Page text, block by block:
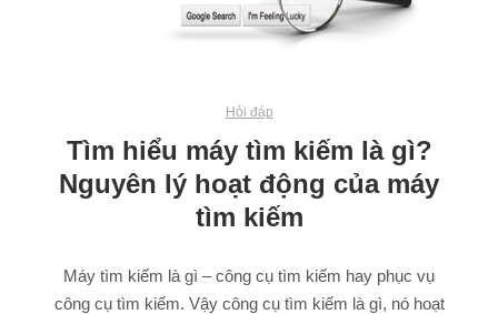
Hỏi đáp
Tìm hiểu máy tìm kiếm là gì?
Nguyên lý hoạt động của máy
tìm kiếm
Máy tìm kiếm là gì – công cụ tìm kiếm hay phục vụ
công cụ tìm kiếm. Vậy công cụ tìm kiếm là gì, nó hoạt